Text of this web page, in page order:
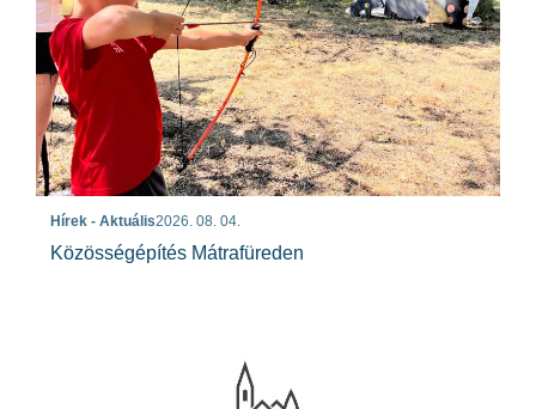
Hírek - Aktuális2026. 08. 04.
Közösségépítés Mátrafüreden